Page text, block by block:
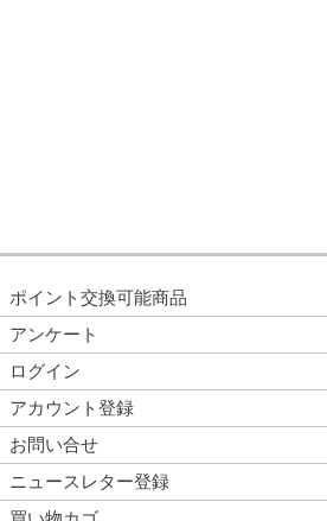
ポイント交換可能商品
アンケート
ログイン
アカウント登録
お問い合せ
ニュースレター登録